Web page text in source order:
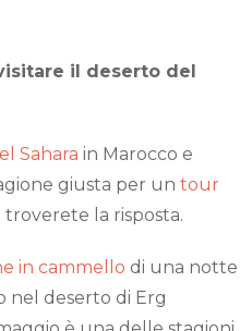
il deserto del
Sahara in Marocco e
giusta per un tour
troverete la risposta.
in cammello di una notte
nel deserto di Erg